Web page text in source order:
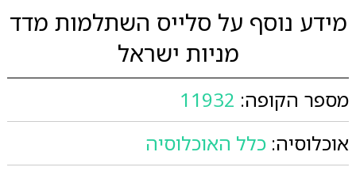
מידע נוסף על סלייס השתלמות מדד
מניות ישראל
מספר הקופה: 11932
אוכלוסיה: כלל האוכלוסיה